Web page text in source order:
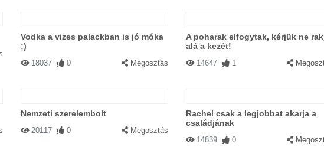
Vodka a vizes palackban is jó móka
;)
18037 0 Megosztás
A poharak elfogytak, kérjük ne
alá a kezét!
14647 1
Nemzeti szerelembolt
20117 0 Megosztás
Rachel csak a legjobbat akarja a
családjának
14839 0